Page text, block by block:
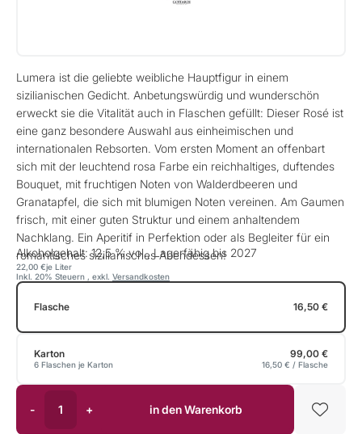
Lumera ist die geliebte weibliche Hauptfigur in einem
sizilianischen Gedicht. Anbetungswürdig und wunderschön
erweckt sie die Vitalität auch in Flaschen gefüllt: Dieser Rosé ist
eine ganz besondere Auswahl aus einheimischen und
internationalen Rebsorten. Vom ersten Moment an offenbart
sich mit der leuchtend rosa Farbe ein reichhaltiges, duftendes
Bouquet, mit fruchtigen Noten von Walderdbeeren und
Granatapfel, die sich mit blumigen Noten vereinen. Am Gaumen
frisch, mit einer guten Struktur und einem anhaltendem
Nachklang. Ein Aperitif in Perfektion oder als Begleiter für ein
romantisches sizilianisches Abendessen!
Alkoholgehalt: 12,5 % vol., Lagerfähig bis 2027
je Liter
22,00 €
Inkl. 20% Steuern , exkl. Versandkosten
Flasche 16,50 €
Karton 99,00 €
6 Flaschen je Karton 16,50 € / Flasche
- + in den Warenkorb